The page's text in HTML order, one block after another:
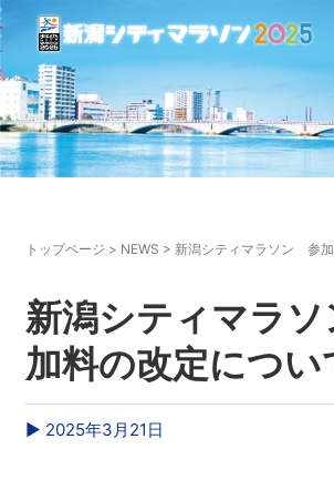
トップページ > NEWS > 新潟シティマラソン 参
新潟シティマラ
加料の改定につい
▶︎ 2025年3月21日